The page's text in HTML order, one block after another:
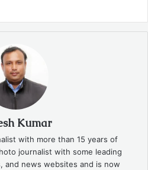
Kumar
with more than 15 years of
journalist with some leading
and news websites and is now